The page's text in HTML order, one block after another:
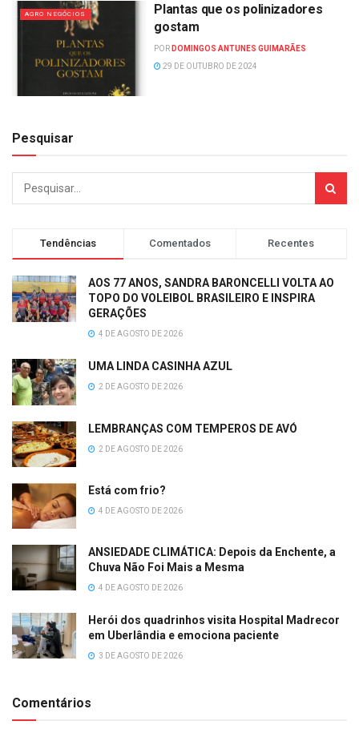
AGRO NEGÓCIOS
Plantas que os polinizadores
gostam
POR DOMINGOS ANTUNES GUIMARÃES
29 DE OUTUBRO DE 2024
Pesquisar
Tendências Comentados Recentes
AOS 77 ANOS, SANDRA BARONCELLI VOLTA AO
TOPO DO VOLEIBOL BRASILEIRO E INSPIRA
GERAÇÕES
4 DE AGOSTO DE 2026
UMA LINDA CASINHA AZUL
2 DE AGOSTO DE 2026
LEMBRANÇAS COM TEMPEROS DE AVÓ
2 DE AGOSTO DE 2026
Está com frio?
4 DE AGOSTO DE 2026
ANSIEDADE CLIMÁTICA: Depois da Enchente, a
Chuva Não Foi Mais a Mesma
4 DE AGOSTO DE 2026
Herói dos quadrinhos visita Hospital Madrecor
em Uberlândia e emociona paciente
3 DE AGOSTO DE 2026
Comentários